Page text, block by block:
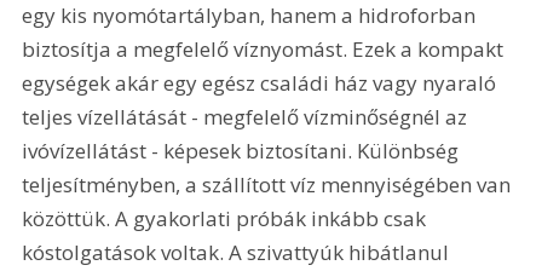
egy kis nyomótartályban, hanem a hidroforban
biztosítja a megfelelő víznyomást. Ezek a kompakt
egységek akár egy egész családi ház vagy nyaraló
teljes vízellátását - megfelelő vízminőségnél az
ivóvízellátást - képesek biztosítani. Különbség
teljesítményben, a szállított víz mennyiségében van
közöttük. A gyakorlati próbák inkább csak
kóstolgatások voltak. A szivattyúk hibátlanul